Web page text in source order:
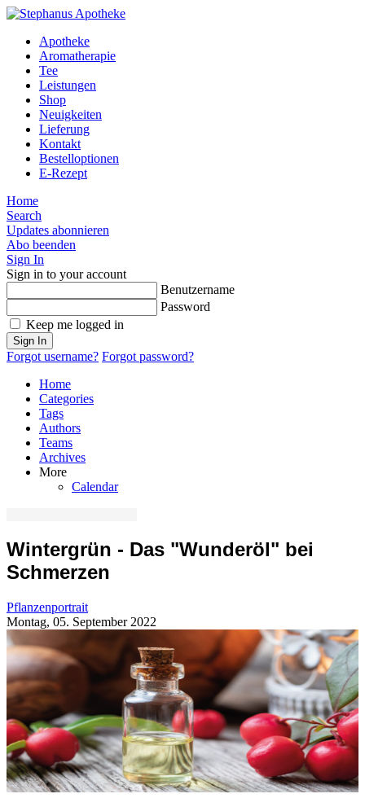
Apotheke
Aromatherapie
Tee
Leistungen
Shop
Neuigkeiten
Lieferung
Kontakt
Bestelloptionen
E-Rezept
Home
Search
Updates abonnieren
Abo beenden
Sign In
Sign in to your account
Benutzername
Password
Keep me logged in
Sign In
Forgot username? Forgot password?
Home
Categories
Tags
Authors
Teams
Archives
More
Calendar
Wintergrün - Das "Wunderöl" bei
Schmerzen
Pflanzenportrait
Montag, 05. September 2022